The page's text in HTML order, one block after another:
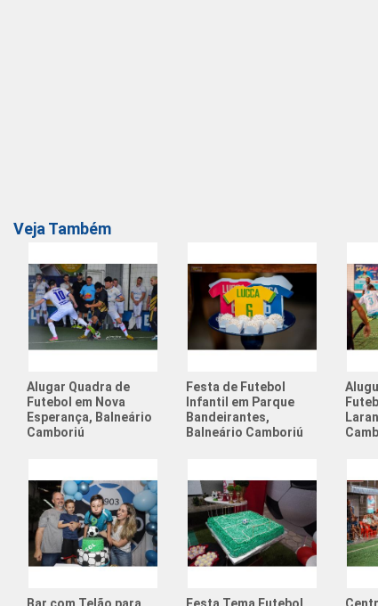
Veja Também
Alugar Quadra de
Futebol em Nova
Esperança, Balneário
Camboriú
Festa de Futebol
Infantil em Parque
Bandeirantes,
Balneário Camboriú